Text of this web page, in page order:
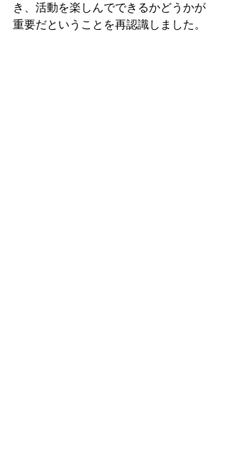
き、活動を楽しんでできるかどうかが
重要だということを再認識しました。